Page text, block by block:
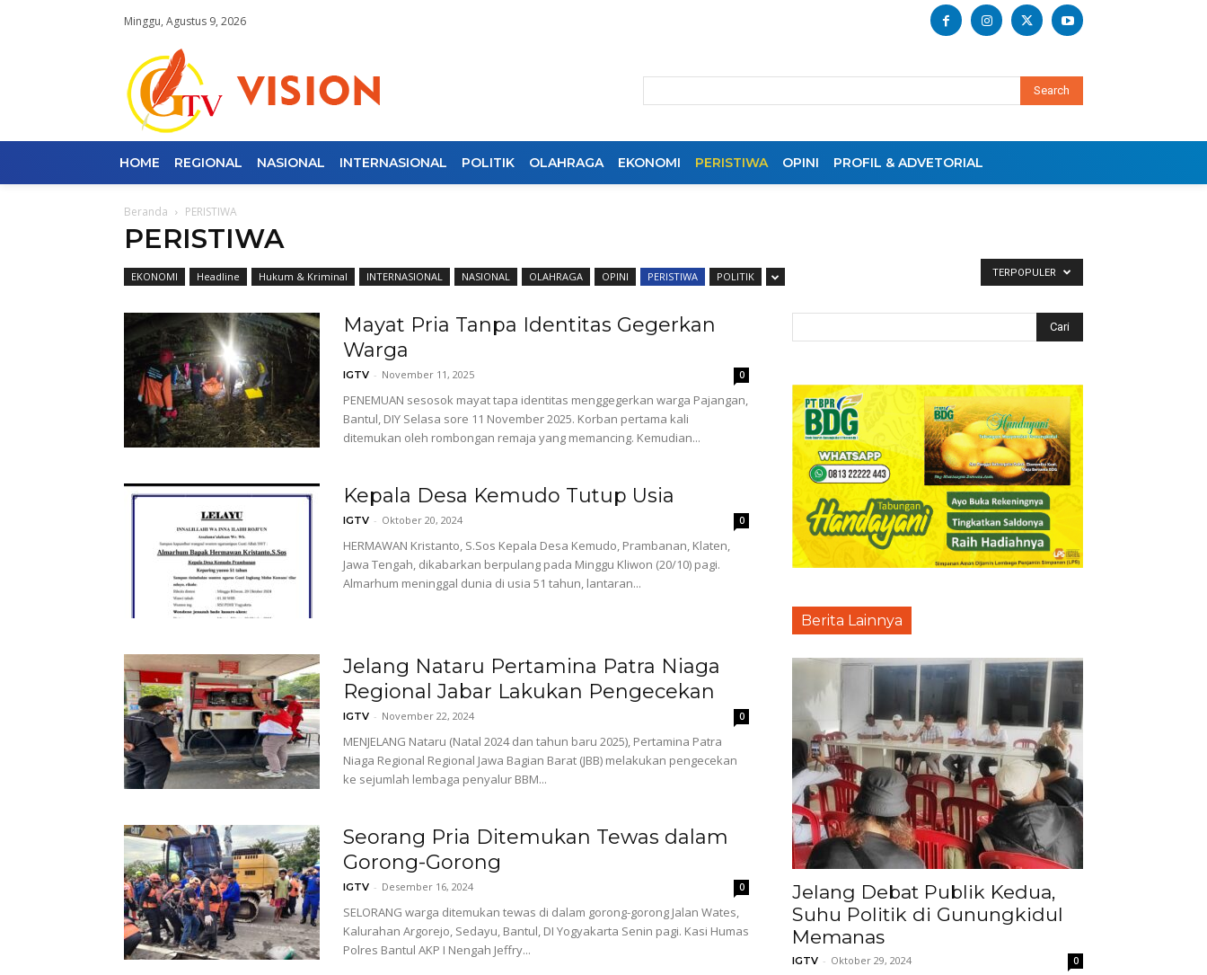
Minggu, Agustus 9, 2026
Search
HOME REGIONAL NASIONAL INTERNASIONAL POLITIK OLAHRAGA EKONOMI PERISTIWA OPINI PROFIL & ADVETORIAL
Beranda PERISTIWA
PERISTIWA
EKONOMI Headline Hukum & Kriminal INTERNASIONAL NASIONAL OLAHRAGA OPINI PERISTIWA POLITIK TERPOPULER
Mayat Pria Tanpa Identitas Gegerkan
Warga
IGTV - November 11, 2025 0
PENEMUAN sesosok mayat tapa identitas menggegerkan warga Pajangan,
Bantul, DIY Selasa sore 11 November 2025. Korban pertama kali
ditemukan oleh rombongan remaja yang memancing. Kemudian...
Kepala Desa Kemudo Tutup Usia
IGTV - Oktober 20, 2024 0
HERMAWAN Kristanto, S.Sos Kepala Desa Kemudo, Prambanan, Klaten,
Jawa Tengah, dikabarkan berpulang pada Minggu Kliwon (20/10) pagi.
Almarhum meninggal dunia di usia 51 tahun, lantaran...
Jelang Nataru Pertamina Patra Niaga
Regional Jabar Lakukan Pengecekan
IGTV - November 22, 2024 0
MENJELANG Nataru (Natal 2024 dan tahun baru 2025), Pertamina Patra
Niaga Regional Regional Jawa Bagian Barat (JBB) melakukan pengecekan
ke sejumlah lembaga penyalur BBM...
Seorang Pria Ditemukan Tewas dalam
Gorong-Gorong
IGTV - Desember 16, 2024 0
SELORANG warga ditemukan tewas di dalam gorong-gorong Jalan Wates,
Kalurahan Argorejo, Sedayu, Bantul, DI Yogyakarta Senin pagi. Kasi Humas
Polres Bantul AKP I Nengah Jeffry...
Berita Lainnya
Jelang Debat Publik Kedua,
Suhu Politik di Gunungkidul
Memanas
IGTV - Oktober 29, 2024 0